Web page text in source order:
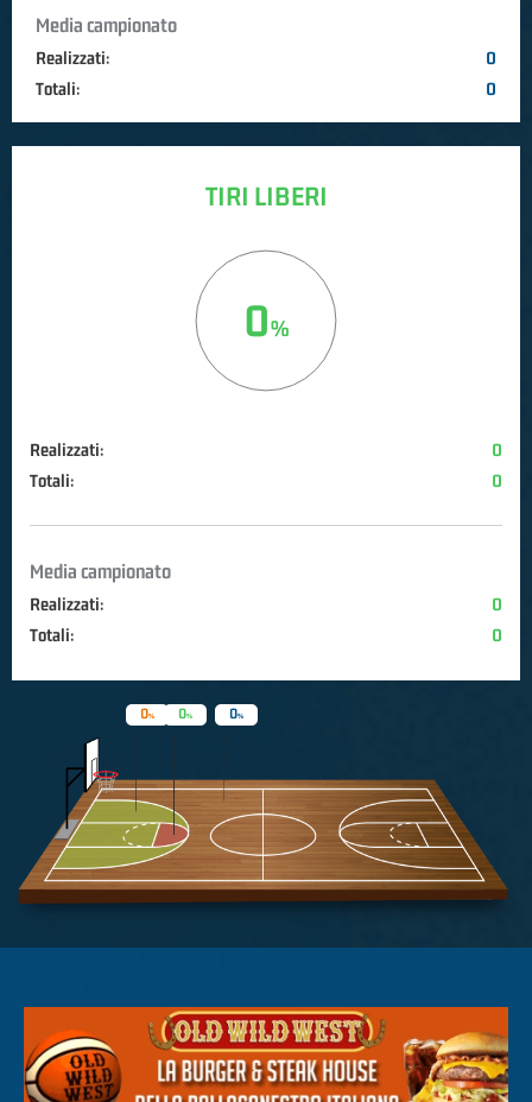
Media campionato
Realizzati:
0
Totali:
0
TIRI LIBERI
0
Realizzati:
0
Totali:
0
Media campionato
Realizzati:
0
Totali:
0
0
0 0